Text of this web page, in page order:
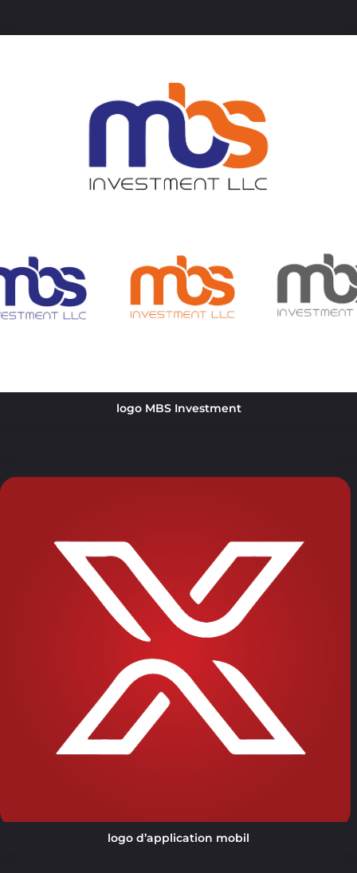
logo MBS Investment
logo d’application mobil